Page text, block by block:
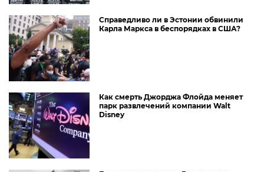
Справедливо ли в Эстонии обвинили
Карла Маркса в беспорядках в США?
Как смерть Джорджа Флойда меняет
парк развлечений компании Walt
Disney